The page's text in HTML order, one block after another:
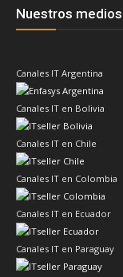
Nuestros medios
Canales IT Argentina
Canales IT en Bolivia
Canales IT en Chile
Canales IT en Colombia
Canales IT en Ecuador
Canales IT en Paraguay